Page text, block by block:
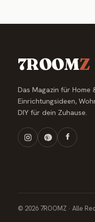
7ROOMZ
Das Magazin für Home
Einrichtungsideen,
DIY für dein Zuhause.
© 2026 7ROOMZ · Alle